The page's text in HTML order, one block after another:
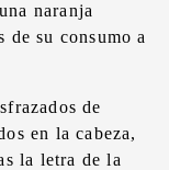
naranja
de su consumo a
de
en la cabeza,
la letra de la